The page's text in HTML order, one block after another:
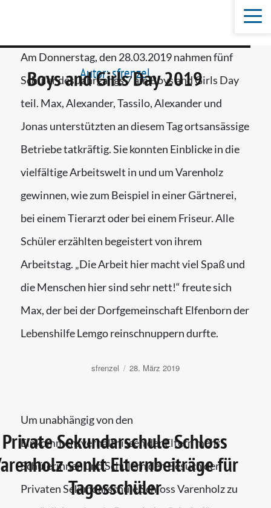
Autor:sfrenzel
Boys and Girls Day 2019
Am Donnerstag, den 28.03.2019 nahmen fünf
Schüler des Jahrgangs 7 am Boys and Girls Day
teil. Max, Alexander, Tassilo, Alexander und
Jonas unterstützten an diesem Tag ortsansässige
Betriebe tatkräftig. Sie konnten Einblicke in die
vielfältige Arbeitswelt in und um Varenholz
gewinnen, wie zum Beispiel in einer Gärtnerei,
bei einem Tierarzt oder bei einem Friseur. Alle
Schüler erzählten begeistert von ihrem
Arbeitstag. „Die Arbeit hier macht viel Spaß und
die Menschen hier sind sehr nett!“ freute sich
Max, der bei der Dorfgemeinschaft Elfenborn der
Lebenshilfe Lemgo reinschnuppern durfte.
Autor
sfrenzel
Veröffentlicht
28. März 2019
Private Sekundarschule Schloss
senkt Elternbeiträge für
Tagesschüler
Um unabhängig von den
Einkommensverhältnissen der Eltern mehr
Schülerinnen und Schülern den Besuch der
Privaten Sekundarschule Schloss Varenholz zu